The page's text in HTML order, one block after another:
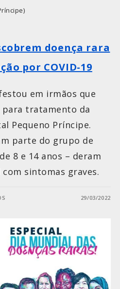
doença rara
por COVID-19
em irmãos que
tratamento da
Pequeno Príncipe.
parte do grupo de
8 e 14 anos – deram
sintomas graves.
29/03/2022